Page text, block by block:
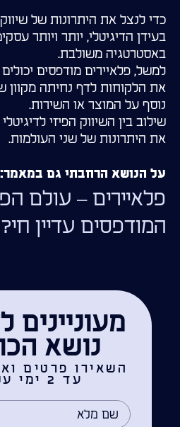
כדי לנצל את היתרונות של
בעידן הדיגיטלי, יותר ויותר
באסטרטגיה משולבת.
את הלקוחות לדף נחיתה מקוון
נוסף על המוצר או השירות.
שילוב בין השיווק הפיזי
את היתרונות של שני העולמות.
על הנושא הרחבתי גם במאמר:
פלאיירים – עולם
המודפסים עדיין חי?
מעוניינים
נושא
השאירו פרטים
עד 2 ימי עסקים.